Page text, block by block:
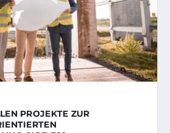
PROJEKTE ZUR